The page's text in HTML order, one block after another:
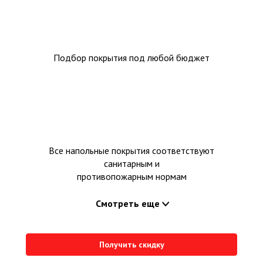
Подбор покрытия под любой бюджет
Все напольные покрытия соответствуют
санитарным и
противопожарным нормам
Смотреть еще
Получить скидку